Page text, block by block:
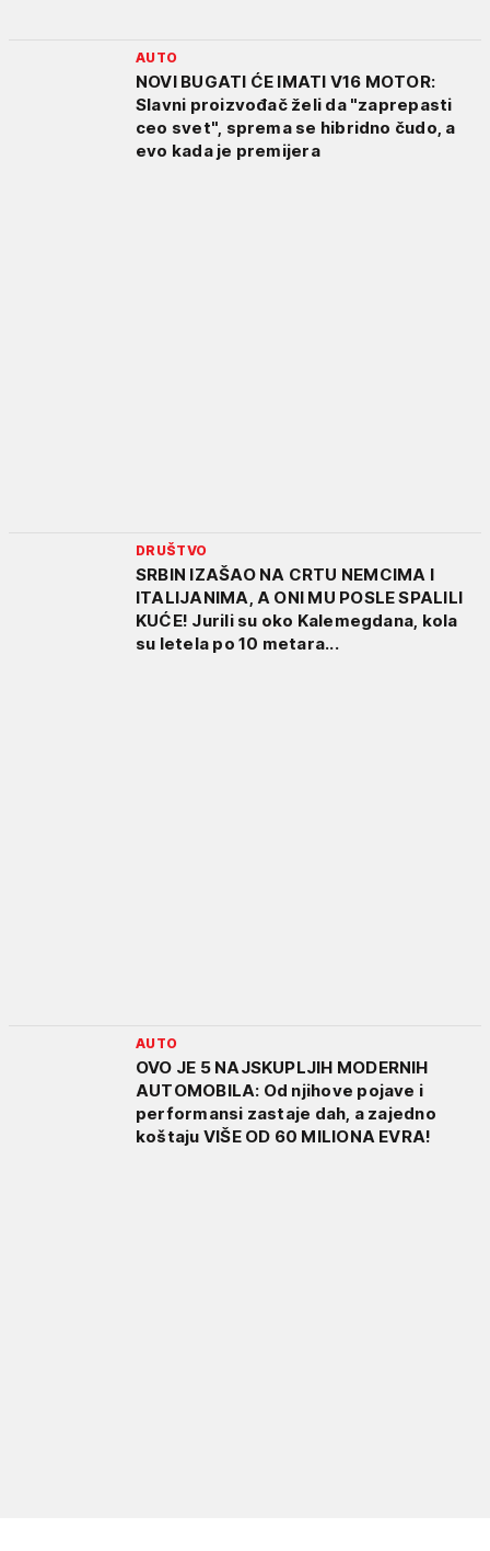
AUTO
NOVI BUGATI ĆE IMATI V16 MOTOR:
Slavni proizvođač želi da "zaprepasti
ceo svet", sprema se hibridno čudo, a
evo kada je premijera
DRUŠTVO
SRBIN IZAŠAO NA CRTU NEMCIMA I
ITALIJANIMA, A ONI MU POSLE SPALILI
KUĆE! Jurili su oko Kalemegdana, kola
su letela po 10 metara...
AUTO
OVO JE 5 NAJSKUPLJIH MODERNIH
AUTOMOBILA: Od njihove pojave i
performansi zastaje dah, a zajedno
koštaju VIŠE OD 60 MILIONA EVRA!